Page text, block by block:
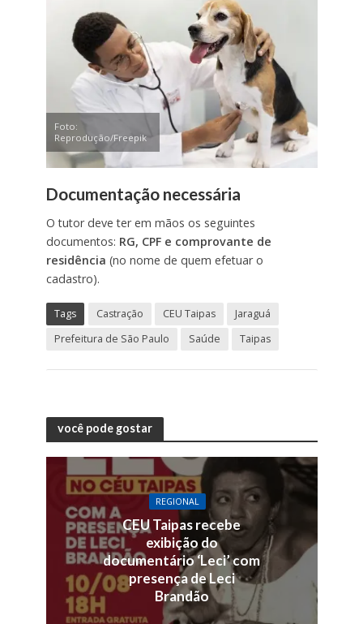
Foto:
Reprodução/Freepik
Documentação necessária
O tutor deve ter em mãos os seguintes
documentos: RG, CPF e comprovante de
residência (no nome de quem efetuar o
cadastro).
Tags Castração CEU Taipas
Jaraguá
Prefeitura de São Paulo
Saúde Taipas
você pode gostar
REGIONAL
CEU Taipas recebe
exibição do
documentário ‘Leci’ com
presença de Leci
Brandão